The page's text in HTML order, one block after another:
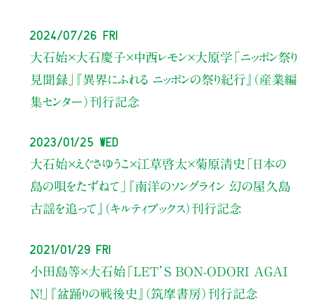
2024/07/26 Fri
大石始×大石慶子×中西レモン×大原学 「ニッポン祭り
見聞録」
『異界にふれる ニッポンの祭り紀行』（産業編
集センター）刊行記念
2023/01/25 Wed
大石始×えぐさゆうこ×江草啓太×菊原清史 「日本の
島の唄をたずねて」
『南洋のソングライン 幻の屋久島
古謡を追って』（キルティブックス）刊行記念
2021/01/29 Fri
小田島等×大石始 「LET’S BON-ODORI AGAI
N！」
『盆踊りの戦後史』（筑摩書房）刊行記念